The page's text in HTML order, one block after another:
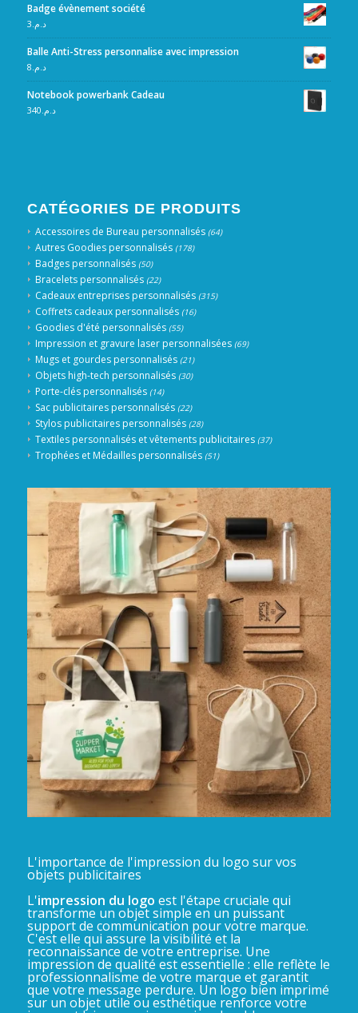
Badge évènement société
د.م. 3
Balle Anti-Stress personnalise avec impression
د.م. 8
Notebook powerbank Cadeau
د.م. 340
CATÉGORIES DE PRODUITS
Accessoires de Bureau personnalisés (64)
Autres Goodies personnalisés (178)
Badges personnalisés (50)
Bracelets personnalisés (22)
Cadeaux entreprises personnalisés (315)
Coffrets cadeaux personnalisés (16)
Goodies d'été personnalisés (55)
Impression et gravure laser personnalisées (69)
Mugs et gourdes personnalisés (21)
Objets high-tech personnalisés (30)
Porte-clés personnalisés (14)
Sac publicitaires personnalisés (22)
Stylos publicitaires personnalisés (28)
Textiles personnalisés et vêtements publicitaires (37)
Trophées et Médailles personnalisés (51)
L'importance de l'impression du logo sur vos
objets publicitaires
L'impression du logo est l'étape cruciale qui
transforme un objet simple en un puissant
support de communication pour votre marque.
C'est elle qui assure la visibilité et la
reconnaissance de votre entreprise. Une
impression de qualité est essentielle : elle reflète le
professionnalisme de votre marque et garantit
que votre message perdure. Un logo bien imprimé
sur un objet utile ou esthétique renforce votre